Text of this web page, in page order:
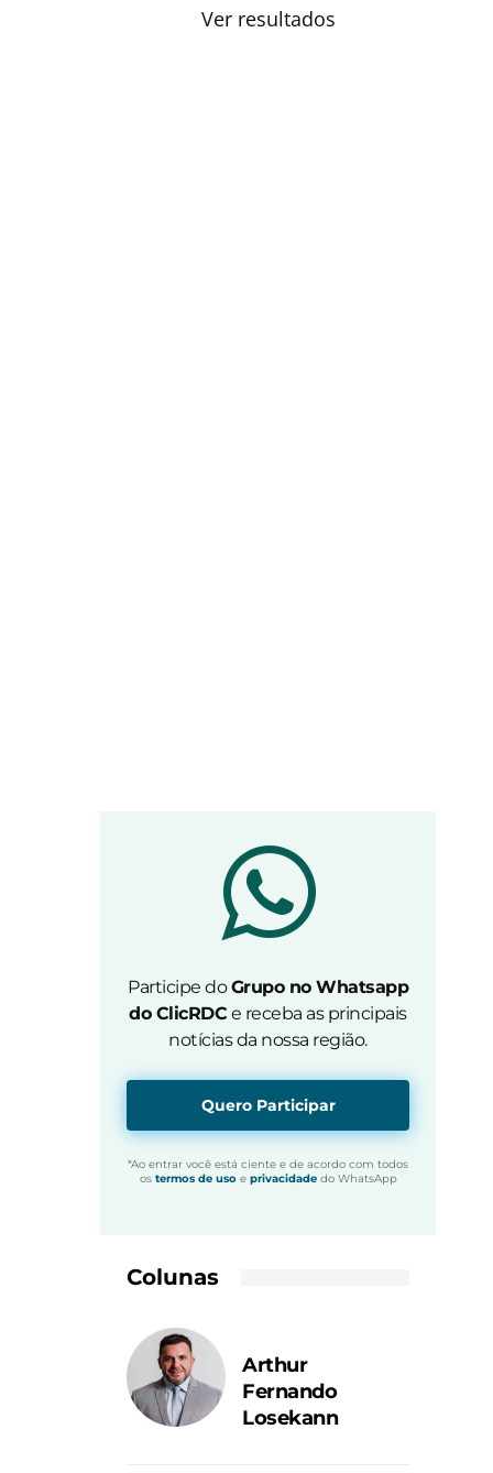
Ver resultados
Participe doGrupo no Whatsapp
do ClicRDC e receba as principais
notícias da nossa região.
Quero Participar
*Ao entrar você está ciente e de acordo com todos
os termos de usoe privacidadedo WhatsApp
Colunas
Arthur
Fernando
Losekann